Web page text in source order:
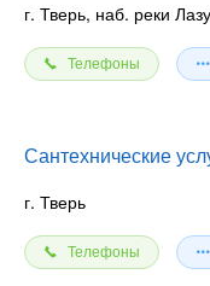
г. Тверь, наб. реки
Телефоны
Сантехнические
г. Тверь
Телефоны